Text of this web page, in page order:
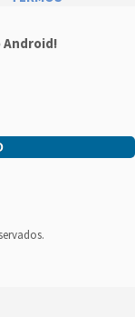
Android!